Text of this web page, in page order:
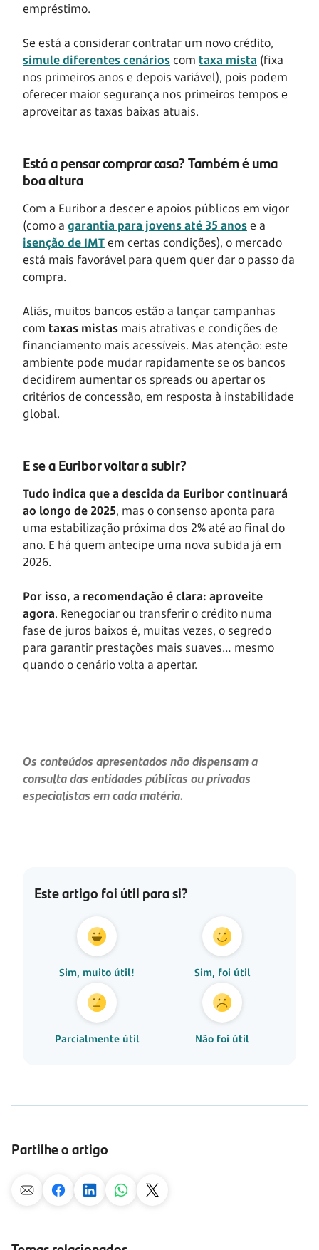
empréstimo.
Se está a considerar contratar um novo crédito,
simule diferentes cenárioscom taxa mista (fixa
nos primeiros anos e depois variável), pois podem
oferecer maior segurança nos primeiros tempos e
aproveitar as taxas baixas atuais.
Está a pensar comprar casa? Também é uma
boa altura
Com a Euribor a descer e apoios públicos em vigor
(como a garantia para jovens até 35 anose a
isenção de IMTem certas condições), o mercado
está mais favorável para quem quer dar o passo da
compra.
Aliás, muitos bancos estão a lançar campanhas
com taxas mistas mais atrativas e condições de
financiamento mais acessíveis. Mas atenção: este
ambiente pode mudar rapidamente se os bancos
decidirem aumentar os spreads ou apertar os
critérios de concessão, em resposta à instabilidade
global.
E se a Euribor voltar a subir?
Tudo indica que a descida da Euribor continuará
ao longo de 2025, mas o consenso aponta para
uma estabilização próxima dos 2% até ao final do
ano. E há quem antecipe uma nova subida já em
2026.
Por isso, a recomendação é clara: aproveite
agora. Renegociar ou transferir o crédito numa
fase de juros baixos é, muitas vezes, o segredo
para garantir prestações mais suaves… mesmo
quando o cenário volta a apertar.
Os conteúdos apresentados não dispensam a
consulta das entidades públicas ou privadas
especialistas em cada matéria.
Este artigo foi útil para si?
Sim, muito útil! Sim, foi útil
Parcialmente útil Não foi útil
Partilhe o artigo